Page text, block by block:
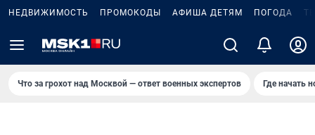
НЕДВИЖИМОСТЬ ПРОМОКОДЫ АФИША ДЕТЯМ ПОГОДА
Что за грохот над Москвой — ответ военных экспертов Где начать